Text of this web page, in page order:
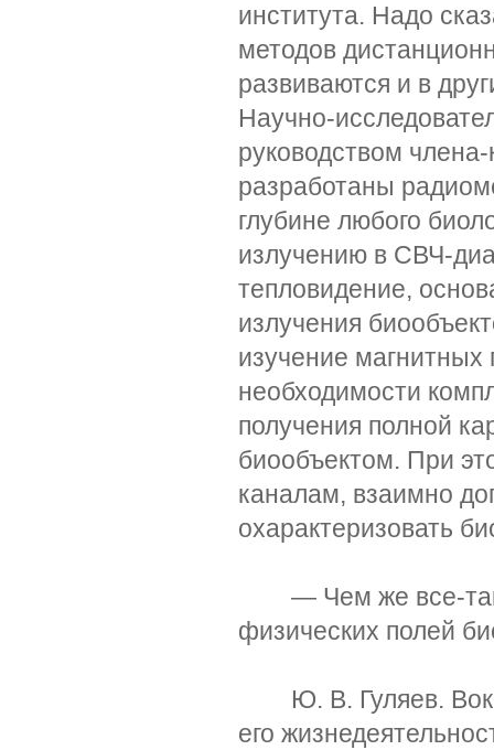
института. Надо
методов
развиваются и в
Научно-
руководством
разработаны
глубине любого
излучению в СВЧ-
тепловидение,
излучения
изучение
необходимости
получения полной
биообъектом. При
каналам, взаимно
охарактеризовать
— Чем же все-таки
физических полей
Ю. В. Гуляев.
его